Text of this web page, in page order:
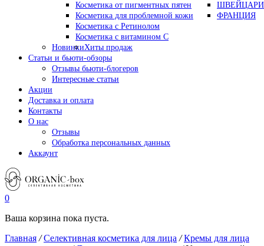
Косметика от пигментных пятен
Косметика для проблемной кожи
Косметика с Ретинолом
Косметика с витамином С
ФРАНЦИЯ
НовинкиХиты продаж
Статьи и бьюти-обзоры
Отзывы бьюти-блогеров
Интересные статьи
Акции
Доставка и оплата
Контакты
О нас
Отзывы
Обработка персональных данных
Аккаунт
0
Ваша корзина пока пуста.
Главная /Селективная косметика для лица /Кремы для лица